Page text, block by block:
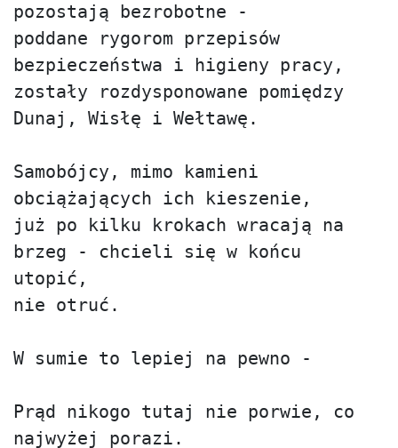
pozostają bezrobotne -
poddane rygorom przepisów
bezpieczeństwa i higieny pracy,
zostały rozdysponowane pomiędzy
Dunaj, Wisłę i Wełtawę.
Samobójcy, mimo kamieni
obciążających ich kieszenie,
już po kilku krokach wracają na
brzeg - chcieli się w końcu
utopić,
nie otruć.
W sumie to lepiej na pewno -
Prąd nikogo tutaj nie porwie, co